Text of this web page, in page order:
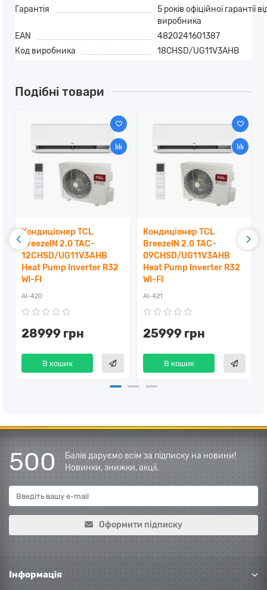
Гарантія
5 років офіційної гарантії
виробника
EAN
4820241601387
Код виробника
18CHSD/UG11V3AHB
Подібні товари
Кондиціонер TCL
BreezeIN 2.0 TAC-
12CHSD/UG11V3AHB
Heat Pump Inverter R32
WI-FI
AI-420
28999 грн
В кошик
Кондиціонер TCL
BreezeIN 2.0 TAC-
09CHSD/UG11V3AHB
Heat Pump Inverter R32
WI-FI
AI-421
25999 грн
В кошик
500
Балів даруємо всім за підписку на новини!
Новинки, знижки, акції.
Оформити підписку
Інформація